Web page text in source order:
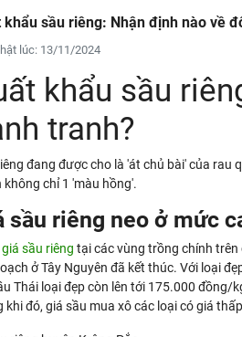
khẩu sầu riêng: Nhận định nào về
lúc: 13/11/2024
khẩu sầu
tranh?
đang được cho là 'át chủ bài' của rau
không chỉ 1 'màu hồng'.
sầu riêng neo ở mức
giá sầu riêng tại các vùng trồng chính
ở Tây Nguyên đã kết thúc. Với loại
Thái loại đẹp còn lên tới 175.000 đồng/
khi đó, giá sầu mua xô các loại có giá